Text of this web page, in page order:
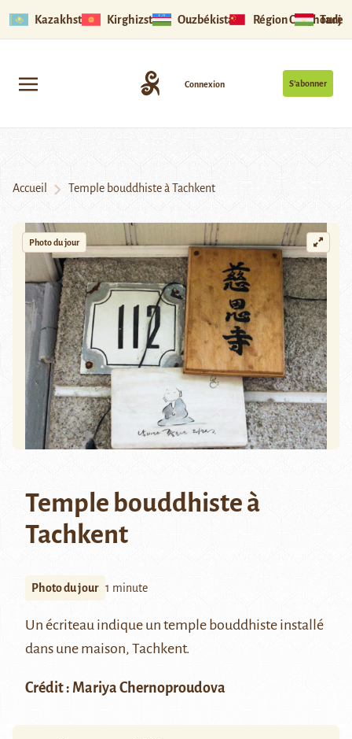
Kazakhstan Kirghizstan Ouzbékistan Région Ouïghoure
S’abonner
Connexion
Accueil Temple bouddhiste à Tachkent
Photo du jour
Temple bouddhiste à
Tachkent
Photo du jour 1 minute
Un écriteau indique un temple bouddhiste installé
dans une maison, Tachkent.
Crédit : Mariya Chernoproudova